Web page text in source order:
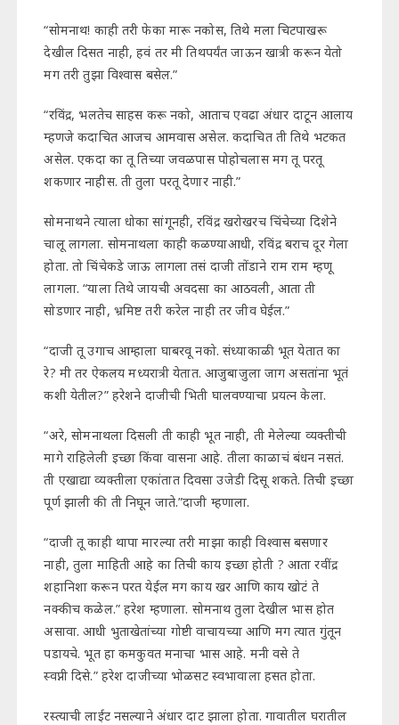
“सोमनाथ! काही तरी फेका मारू नकोस, तिथे मला चिटपाखरू
देखील दिसत नाही, हवं तर मी तिथपर्यंत जाऊन खात्री करून येतो
मग तरी तुझा विश्वास बसेल.”
“रविंद्र, भलतेच साहस करू नको, आताच एवढा अंधार दाटून आलाय
म्हणजे कदाचित आजच आमवास असेल. कदाचित ती तिथे भटकत
असेल. एकदा का तू तिच्या जवळपास पोहोचलास मग तू परतू
शकणार नाहीस. ती तुला परतू देणार नाही.”
सोमनाथने त्याला धोका सांगूनही, रविंद्र खरोखरच चिंचेच्या दिशेने
चालू लागला. सोमनाथला काही कळण्याआधी, रविंद्र बराच दूर गेला
होता. तो चिंचेकडे जाऊ लागला तसं दाजी तोंडाने राम राम म्हणू
लागला. “याला तिथे जायची अवदसा का आठवली, आता ती
सोडणार नाही, भ्रमिष्ट तरी करेल नाही तर जीव घेईल.”
“दाजी तू उगाच आम्हाला घाबरवू नको. संध्याकाळी भूत येतात का
रे? मी तर ऐकलय मध्यरात्री येतात. आजुबाजुला जाग असतांना भूतं
कशी येतील?” हरेशने दाजीची भिती घालवण्याचा प्रयत्न केला.
“अरे, सोमनाथला दिसली ती काही भूत नाही, ती मेलेल्या व्यक्तीची
मागे राहिलेली इच्छा किंवा वासना आहे. तीला काळाचं बंधन नसतं.
ती एखाद्या व्यक्तीला एकांतात दिवसा उजेडी दिसू शकते. तिची इच्छा
पूर्ण झाली की ती निघून जाते.”दाजी म्हणाला.
“दाजी तू काही थापा मारल्या तरी माझा काही विश्वास बसणार
नाही, तुला माहिती आहे का तिची काय इच्छा होती ? आता रवींद्र
शहानिशा करून परत येईल मग काय खर आणि काय खोटं ते
नक्कीच कळेल.” हरेश म्हणाला. सोमनाथ तुला देखील भास होत
असावा. आधी भुताखेतांच्या गोष्टी वाचायच्या आणि मग त्यात गुंतून
पडायचे. भूत हा कमकुवत मनाचा भास आहे. मनी वसे ते
स्वप्नी दिसे.” हरेश दाजीच्या भोळसट स्वभावाला हसत होता.
रस्त्याची लाईट नसल्याने अंधार दाट झाला होता. गावातील घरातील